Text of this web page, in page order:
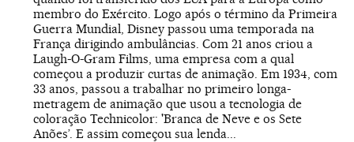
membro do Exército. Logo após o término da Primeira
Guerra Mundial, Disney passou uma temporada na
França dirigindo ambulâncias. Com 21 anos criou a
Laugh-O-Gram Films, uma empresa com a qual
começou a produzir curtas de animação. Em 1934, com
33 anos, passou a trabalhar no primeiro longa-
metragem de animação que usou a tecnologia de
coloração Technicolor: 'Branca de Neve e os Sete
Anões’. E assim começou sua lenda...